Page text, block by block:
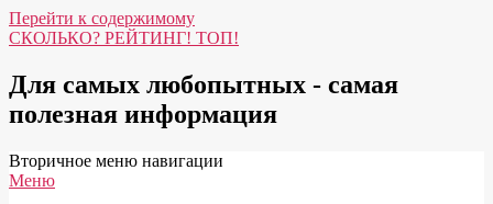
Перейти к содержимому
СКОЛЬКО? РЕЙТИНГ! ТОП!
Для самых любопытных - самая
полезная информация
Вторичное меню навигации
Меню